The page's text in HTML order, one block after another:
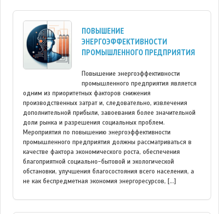
ПОВЫШЕНИЕ
ЭНЕРГОЭФФЕКТИВНОСТИ
ПРОМЫШЛЕННОГО ПРЕДПРИЯТИЯ
Повышение энергоэффективности
промышленного предприятия является
одним из приоритетных факторов снижения
производственных затрат и, следовательно, извлечения
дополнительной прибыли, завоевания более значительной
доли рынка и разрешения социальных проблем.
Мероприятия по повышению энергоэффективности
промышленного предприятия должны рассматриваться в
качестве фактора экономического роста, обеспечения
благоприятной социально-бытовой и экологической
обстановки, улучшения благосостояния всего населения, а
не как беспредметная экономия энергоресурсов, […]